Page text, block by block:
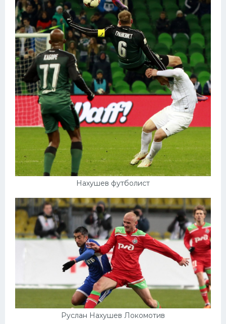
Нахушев футболист
Руслан Нахушев Локомотив